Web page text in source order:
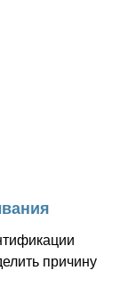
причину